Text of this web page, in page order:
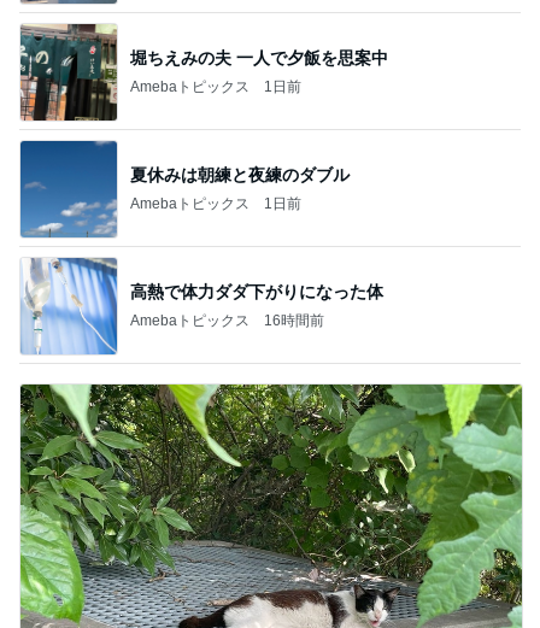
堀ちえみの夫 一人で夕飯を思案中
Amebaトピックス 1日前
夏休みは朝練と夜練のダブル
Amebaトピックス 1日前
高熱で体力ダダ下がりになった体
Amebaトピックス 16時間前